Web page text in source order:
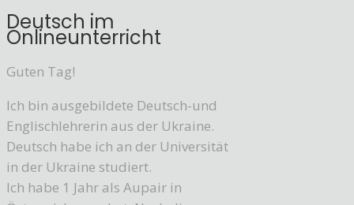
Deutsch im
Onlineunterricht
Guten Tag!
Ich bin ausgebildete Deutsch-und
Englischlehrerin aus der Ukraine.
Deutsch habe ich an der Universität
in der Ukraine studiert.
Ich habe 1 Jahr als Aupair in